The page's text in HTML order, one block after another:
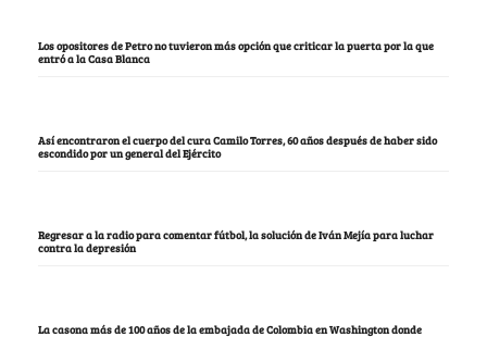
Los opositores de Petro no tuvieron más opción que criticar la puerta por la que
entró a la Casa Blanca
Así encontraron el cuerpo del cura Camilo Torres, 60 años después de haber sido
escondido por un general del Ejército
Regresar a la radio para comentar fútbol, la solución de Iván Mejía para luchar
contra la depresión
La casona más de 100 años de la embajada de Colombia en Washington donde